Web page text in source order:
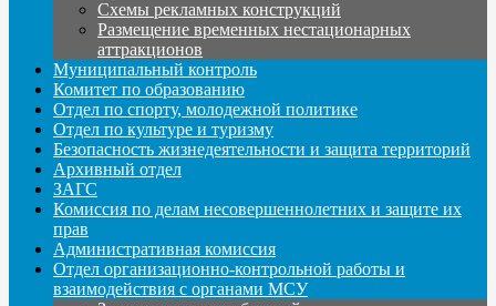
Схемы рекламных конструкций
Размещение временных нестационарных
аттракционов
Муниципальный контроль
Комитет по образованию
Отдел по спорту, молодежной политике
Отдел по культуре и туризму
Безопасность жизнедеятельности и защита территорий
Архивный отдел
ЗАГС
Комиссия по делам несовершеннолетних и защите их
прав
Административная комиссия
Отдел организационно-контрольной работы и
взаимодействия с органами МСУ